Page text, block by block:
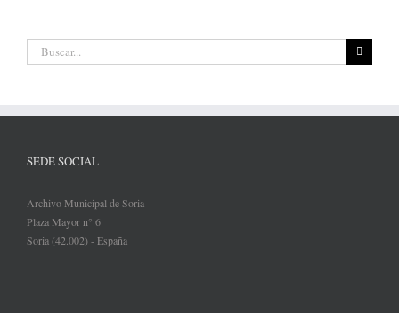
Buscar:
SEDE SOCIAL
Archivo Municipal de Soria
Plaza Mayor n° 6
Soria (42.002) - España